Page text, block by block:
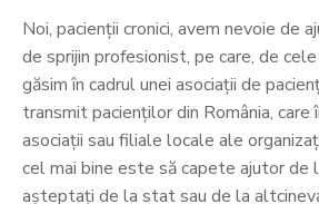
Noi, pacienții cronici, avem nevoie de
de sprijin profesionist, pe care, de
găsim în cadrul unei asociații de
transmit pacienților din România, care
asociații sau filiale locale ale
cel mai bine este să capete ajutor de
așteptați de la stat sau de la